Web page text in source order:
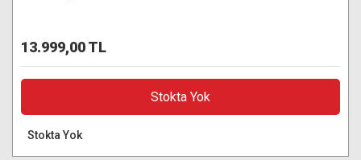
13.999,00 TL
Stokta Yok
Stokta Yok